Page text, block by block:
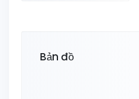
Bản đồ